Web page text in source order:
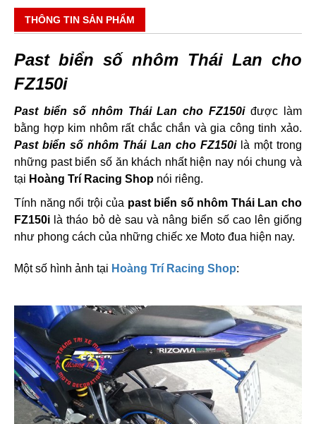
THÔNG TIN SẢN PHẨM
Past biển số nhôm Thái Lan cho
FZ150i
Past biển số nhôm Thái Lan cho FZ150iđược làm
bằng hợp kim nhôm rất chắc chắn và gia công tinh xảo.
Past biển số nhôm Thái Lan cho FZ150ilà một trong
những past biển số ăn khách nhất hiện nay nói chung và
tại Hoàng Trí Racing Shop nói riêng.
Tính năng nổi trội của past biển số nhôm Thái Lan cho
FZ150i là tháo bỏ dè sau và nâng biển số cao lên giống
như phong cách của những chiếc xe Moto đua hiện nay.
Một số hình ảnh tại Hoàng Trí Racing Shop: